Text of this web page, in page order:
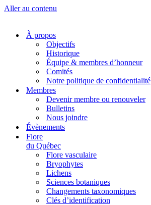
Aller au contenu
À propos
Objectifs
Historique
Équipe & membres d’honneur
Comités
Notre politique de confidentialité
Membres
Devenir membre ou renouveler
Bulletins
Nous joindre
Évènements
Flore
du Québec
Flore vasculaire
Bryophytes
Lichens
Sciences botaniques
Changements taxonomiques
Clés d’identification